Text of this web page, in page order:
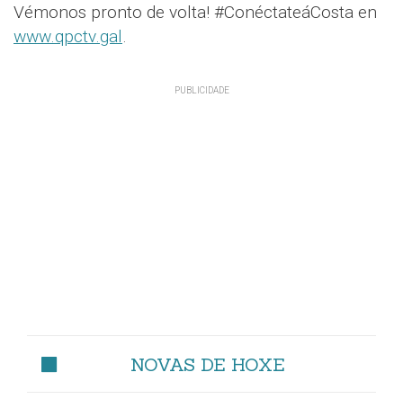
Vémonos pronto de volta! #ConéctateáCosta en
www.qpctv.gal.
NOVAS DE HOXE